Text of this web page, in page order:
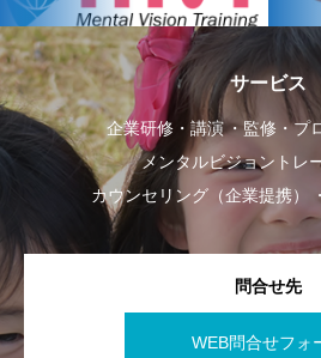
サービス
企業研修・講演
監修・プ
メンタルビジョントレ
カウンセリング（企業提携）
問合せ先
WEB問合せフォ